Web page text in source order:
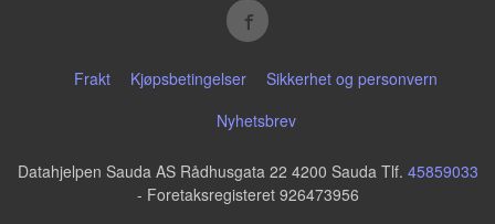
Frakt Kjøpsbetingelser
Sikkerhet og personvern
Nyhetsbrev
Datahjelpen Sauda AS Rådhusgata 22 4200 Sauda Tlf. 45859033
- Foretaksregisteret 926473956